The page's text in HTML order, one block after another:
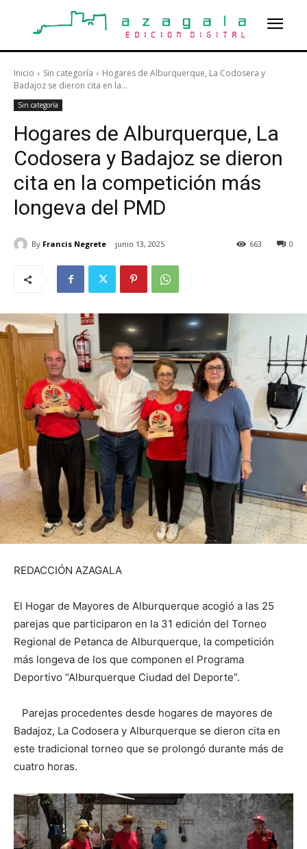
Inicio Sin categoría
Hogares de Alburquerque, La Codosera y
Badajoz se dieron cita en la...
Sin categoría
Hogares de Alburquerque, La
Codosera y Badajoz se dieron
cita en la competición más
longeva del PMD
By Francis Negrete junio 13, 2025 0
663
REDACCIÓN AZAGALA
El Hogar de Mayores de Alburquerque acogió a las 25
parejas que participaron en la 31 edición del Torneo
Regional de Petanca de Alburquerque, la competición
más longeva de los que componen el Programa
Deportivo “Alburquerque Ciudad del Deporte”.
Parejas procedentes desde hogares de mayores de
Badajoz, La Codosera y Alburquerque se dieron cita en
este tradicional torneo que se prolongó durante más de
cuatro horas.